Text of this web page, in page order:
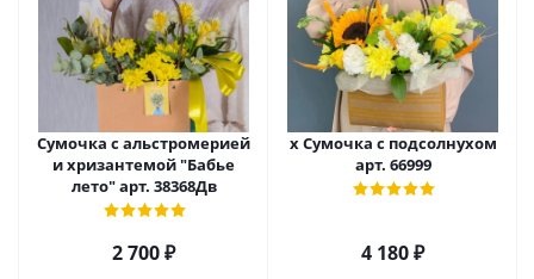
Сумочка с альстромерией
и хризантемой "Бабье
лето" арт. 38368Дв
2 700₽
х Сумочка с подсолнухом
арт. 66999
4 180₽